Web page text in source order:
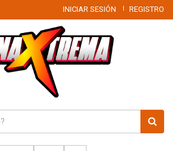
INICIAR SESIÓN REGISTRO